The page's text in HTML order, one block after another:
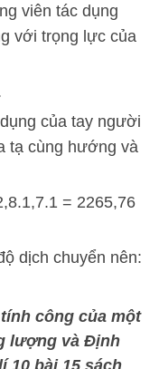
viên tác dụng
với trọng lực của
của tay người
tạ cùng hướng và
= 2265,76
dịch chuyển nên:
công của một
lượng và Định
10 bài 15 sách